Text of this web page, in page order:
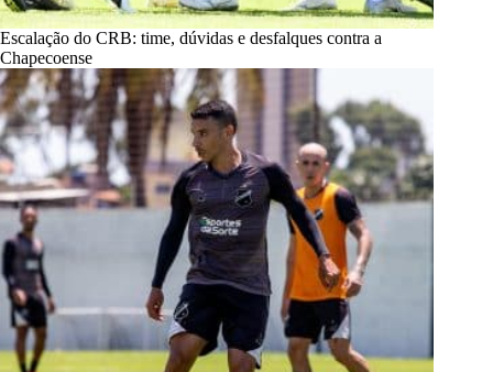
Escalação do CRB: time, dúvidas e desfalques contra a
Chapecoense